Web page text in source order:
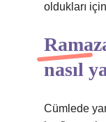
oldukları
nasıl
Cümlede